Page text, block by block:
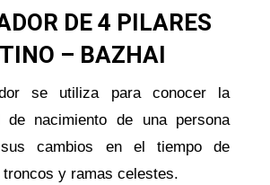
DE 4 PILARES
– BAZHAI
se utiliza para conocer la
de nacimiento de una persona
cambios en el tiempo de
y ramas celestes.